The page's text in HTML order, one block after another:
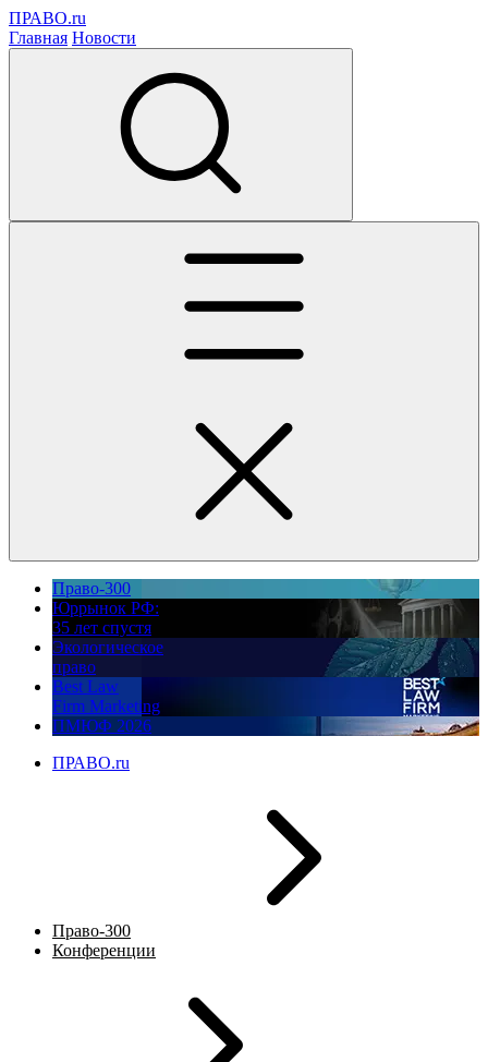
ПРАВО.ru
Главная Новости
Право-300
Юррынок РФ:
35 лет спустя
Экологическое
право
Best Law
Firm Marketing
ПМЮФ 2026
ПРАВО.ru
Право-300
Конференции